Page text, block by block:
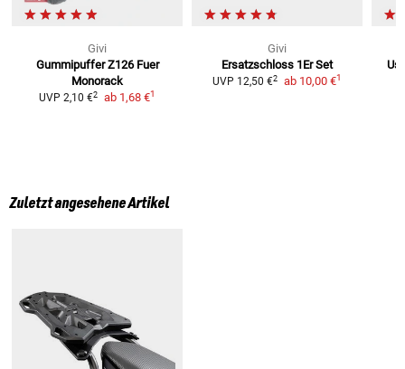
Givi
Gummipuffer Z126 Fuer
Monorack
UVP 2,10 €2 ab 1,68 €1
Givi
Ersatzschloss 1Er Set
UVP 12,50 €2 ab 10,00 €1
Zuletzt angesehene Artikel